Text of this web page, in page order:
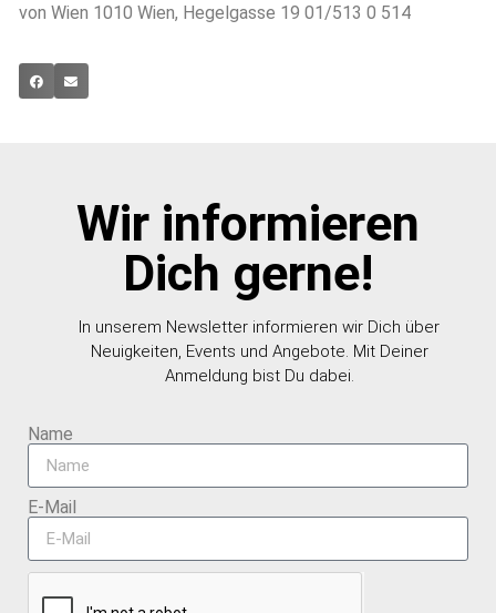
von Wien 1010 Wien, Hegelgasse 19 01/513 0 514
Wir informieren
Dich gerne!
In unserem Newsletter informieren wir Dich über
Neuigkeiten, Events und Angebote. Mit Deiner
Anmeldung bist Du dabei.
Name
E-Mail